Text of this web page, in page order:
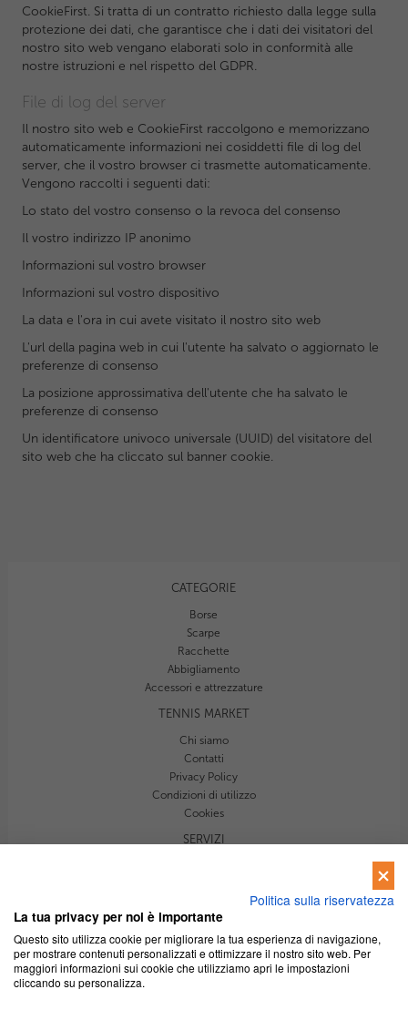
CookieFirst. Si tratta di un contratto richiesto dalla legge sulla
protezione dei dati, che garantisce che i dati dei visitatori del
nostro sito web vengano elaborati solo in conformità alle
nostre istruzioni e nel rispetto del GDPR.
File di log del server
Il nostro sito web e CookieFirst raccolgono e memorizzano
automaticamente informazioni nei cosiddetti file di log del
server, che il vostro browser ci trasmette automaticamente.
Vengono raccolti i seguenti dati:
Lo stato del vostro consenso o la revoca del consenso
Il vostro indirizzo IP anonimo
Informazioni sul vostro browser
Informazioni sul vostro dispositivo
La data e l'ora in cui avete visitato il nostro sito web
L'url della pagina web in cui l'utente ha salvato o aggiornato le
preferenze di consenso
La posizione approssimativa dell'utente che ha salvato le
preferenze di consenso
Un identificatore univoco universale (UUID) del visitatore del
sito web che ha cliccato sul banner cookie.
CATEGORIE
Borse
Scarpe
Racchette
Abbigliamento
Accessori e attrezzature
TENNIS MARKET
Chi siamo
Contatti
Privacy Policy
Condizioni di utilizzo
Cookies
SERVIZI
Tutorial
Copyright 2013-2021 Tennismarket.it | TennisMarket è un progetto di
Politica sulla riservatezza
La tua privacy per noi è importante
Questo sito utilizza cookie per migliorare la tua esperienza di navigazione,
per mostrare contenuti personalizzati e ottimizzare il nostro sito web. Per
maggiori informazioni sui cookie che utilizziamo apri le impostazioni
cliccando su personalizza.